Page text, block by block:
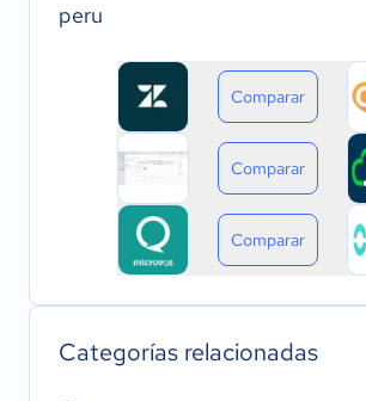
peru
Comparar
Comparar
Comparar
Categorías relacionadas